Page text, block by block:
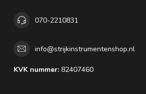
070-2210831
info@strijkinstrumentenshop.nl
KVK nummer: 82407460